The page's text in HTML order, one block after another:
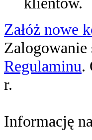
Załóż nowe
Zalogowanie
Regulaminu.
r.
Informację